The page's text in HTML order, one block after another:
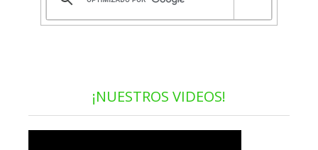
¡NUESTROS VIDEOS!